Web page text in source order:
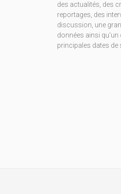
des actualités, des
reportages, des
discussion, une
données ainsi
principales dates de